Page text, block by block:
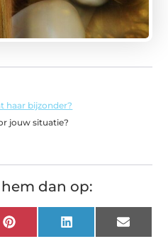
haar bijzonder?
jouw situatie?
dan op:
Pinterest LinkedIn Email